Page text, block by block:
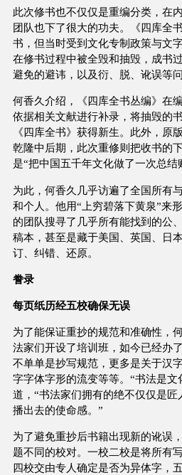
此次修书也不仅仅是重编分类，在
团队也下了很大的功夫。《四库全
书，但当时受到文化专制政策与文
在修书过程中被全毁和抽毁，成书
避免的避讳，以及衍、脱、讹误等问
何香久介绍，《四库全书丛编》在
依据相关文献进行补录，将抽毁的
《四库全书》获得新生。此外，原
乾隆中后期，此次重修则把收书的
是“把中国五千年文化做了一次总结
为此，何香久几乎访遍了全国所有
和个人。他用“上穷碧落下黄泉”来
的团队搜寻了几乎所有能找到的公
稿本，甚至是藏于美国、英国、日
订、纠错、还原。
誊录
每页纸历经五校确保无误
为了能保证重抄的规范和准确性，
法家们开设了培训班，如今已经办
不单单是抄写规范，更多是关于汉
字字体字形的流变等等。“书法是文
道，“书法家们拥有的绝不仅仅是
播出去的使命感。”
为了避免重抄后书籍出现新的讹误
题不同的校对。一校二校是将所有
四校交由专人确定是否为异体字，